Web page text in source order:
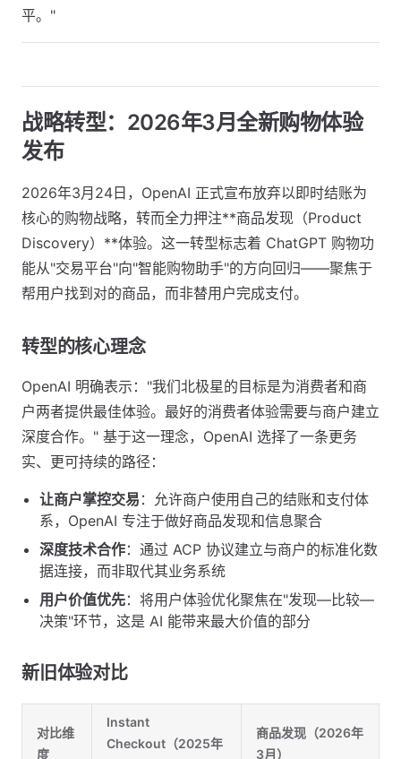
平。"
战略转型：2026年3月全新购物体验
发布
2026年3月24日，OpenAI 正式宣布放弃以即时结账为
核心的购物战略，转而全力押注**商品发现（Product
Discovery）**体验。这一转型标志着 ChatGPT 购物功
能从"交易平台"向"智能购物助手"的方向回归——聚焦于
帮用户找到对的商品，而非替用户完成支付。
转型的核心理念
OpenAI 明确表示："我们北极星的目标是为消费者和商
户两者提供最佳体验。最好的消费者体验需要与商户建立
深度合作。" 基于这一理念，OpenAI 选择了一条更务
实、更可持续的路径：
让商户掌控交易 ：允许商户使用自己的结账和支付体
系，OpenAI 专注于做好商品发现和信息聚合
深度技术合作：通过 ACP 协议建立与商户的标准化数
据连接，而非取代其业务系统
用户价值优先：将用户体验优化聚焦在"发现—比较—
决策"环节，这是 AI 能带来最大价值的部分
新旧体验对比
对比维
度
Instant
Checkout（2025年
商品发现（2026年
3月）